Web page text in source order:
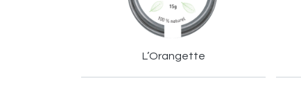
L’Orangette